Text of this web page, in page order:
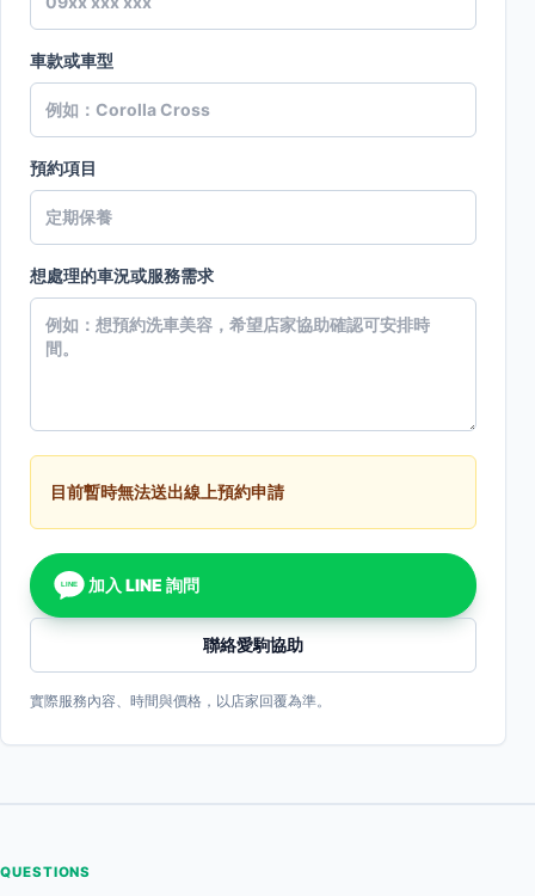
車款或車型
預約項目
想處理的車況或服務需求
目前暫時無法送出線上預約申請
LINE 加入 LINE 詢問
聯絡愛駒協助
實際服務內容、時間與價格，以店家回覆為準。
QUESTIONS